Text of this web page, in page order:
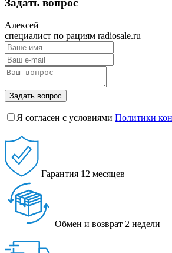
Алексей
специалист по рациям radiosale.ru
Задать вопрос
Я согласен с условиями Политики
Гарантия 12 месяцев
Обмен и возврат 2 недели